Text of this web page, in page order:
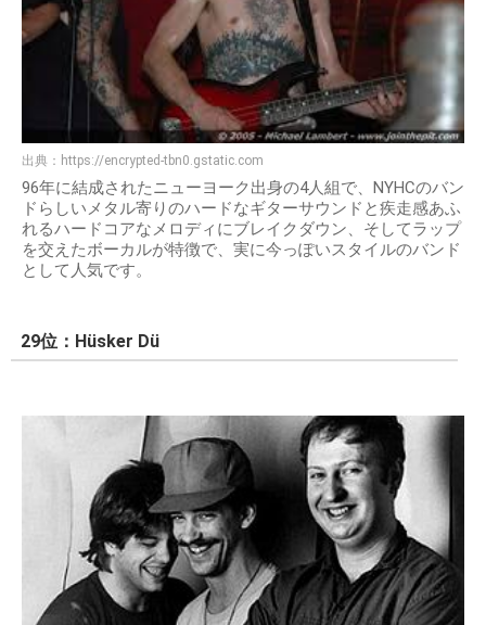
出典： https://encrypted-tbn0.gstatic.com
96年に結成されたニューヨーク出身の4人組で、NYHCのバン
ドらしいメタル寄りのハードなギターサウンドと疾走感あふ
れるハードコアなメロディにブレイクダウン、そしてラップ
を交えたボーカルが特徴で、実に今っぽいスタイルのバンド
として人気です。
29位：Hüsker Dü